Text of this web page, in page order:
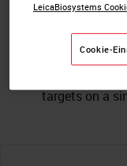
IHC &
This white
integrated
targets on a
LeicaBiosystems
Cookie-